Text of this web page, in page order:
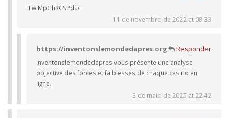
ILwlMpGhRCSPduc
11 de novembro de 2022 at 08:33
https://inventonslemondedapres.org Responder
Inventonslemondedapres vous présente une analyse
objective des forces et faiblesses de chaque casino en
ligne.
3 de maio de 2025 at 22:42